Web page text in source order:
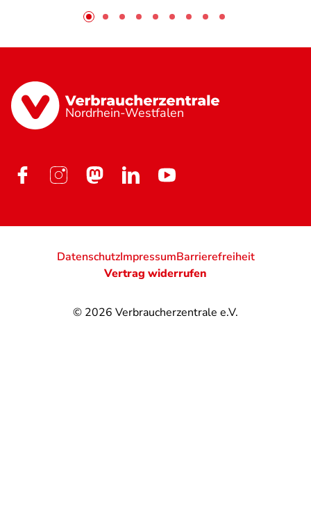
Nordrhein-Westfalen
© 2026 Verbraucherzentrale e.V.
DatenschutzImpressumBarrierefreiheit
Vertrag widerrufen